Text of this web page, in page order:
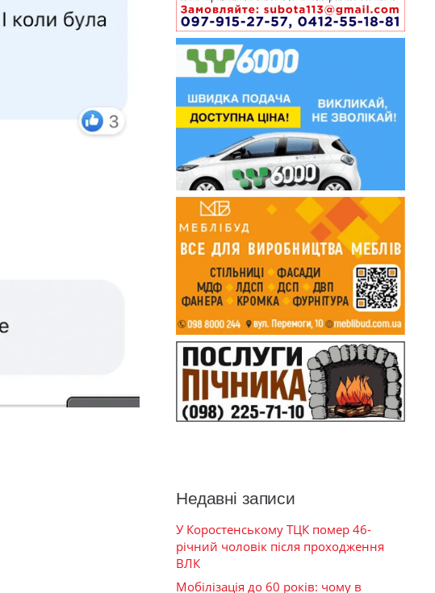
Недавні записи
У Коростенському ТЦК помер 46-
річний чоловік після проходження
ВЛК
Мобілізація до 60 років: чому в